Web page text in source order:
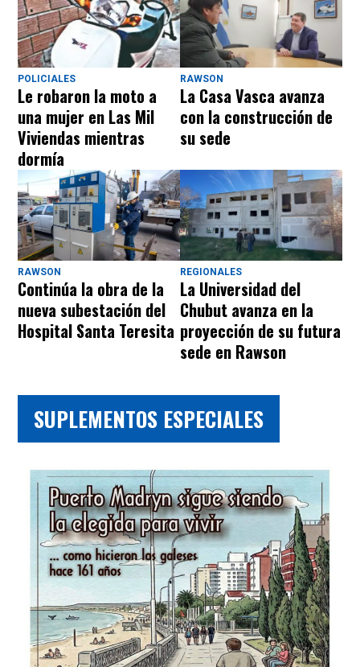
POLICIALES
Le robaron la moto a
una mujer en Las Mil
Viviendas mientras
dormía
RAWSON
La Casa Vasca avanza
con la construcción de
su sede
RAWSON
Continúa la obra de la
nueva subestación del
Hospital Santa Teresita
REGIONALES
La Universidad del
Chubut avanza en la
proyección de su futura
sede en Rawson
SUPLEMENTOS ESPECIALES